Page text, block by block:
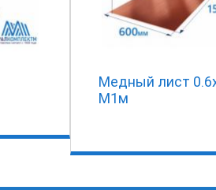
Медный лист
М1м